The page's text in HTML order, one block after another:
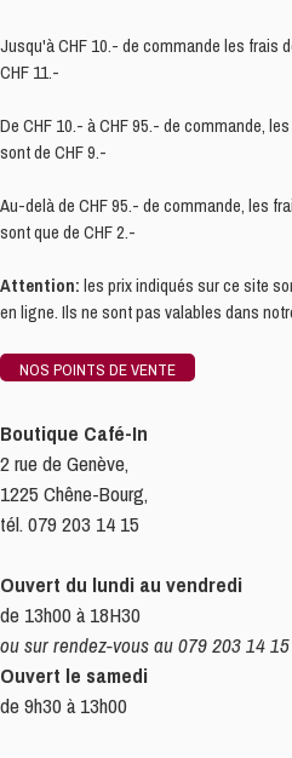
Jusqu'à CHF 10.- de commande les frais
CHF 11.-
De CHF 10.- à CHF 95.- de commande,
sont de CHF 9.-
Au-delà de CHF 95.- de commande, les
sont que de CHF 2.-
Attention: les prix indiqués sur ce site
en ligne. Ils ne sont pas valables dans
NOS POINTS DE VENTE
Boutique Café-In
2 rue de Genève,
1225 Chêne-Bourg,
tél. 079 203 14 15
Ouvert du lundi au vendredi
de 13h00 à 18H30
ou sur rendez-vous au 079 203 14 15
Ouvert le samedi
de 9h30 à 13h00